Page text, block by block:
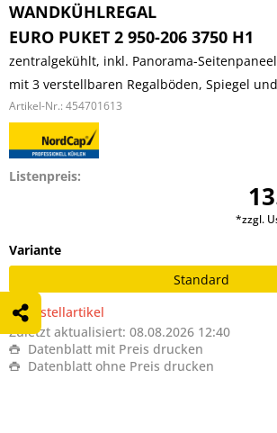
WANDKÜHLREGAL
EURO PUKET 2 950-206 3750 H1
zentralgekühlt, inkl. Panorama-
mit 3 verstellbaren Regalböden, Spiegel
Artikel-Nr.: 454701613
Listenpreis:
*zzgl.
Variante
Standard
Bestellartikel
Zuletzt aktualisiert: 08.08.2026 12:40
Datenblatt mit Preis drucken
Datenblatt ohne Preis drucken